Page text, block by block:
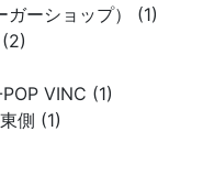
ガーショップ） (1)
VINC (1)
側 (1)